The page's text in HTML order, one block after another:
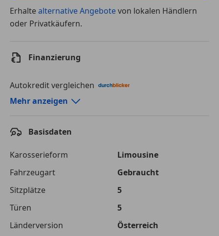
Erhaltealternative Angebotevon lokalen Händlern
oder Privatkäufern.
Finanzierung
Autokredit vergleichen
Autokredit-Rechner von durchblicker.at
Laufzeit
120 Monate
Kreditbetrag
€ 20 000,-
Zu zahlender
Gesamtbetrag
€ 28 176,-
Mehr anzeigen
Basisdaten
Karosserieform
Limousine
Fahrzeugart
Gebraucht
Sitzplätze
5
Türen
5
Länderversion
Österreich